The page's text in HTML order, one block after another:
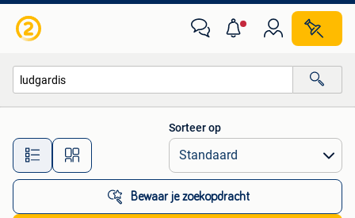
Alle afstanden…
Sorteer op
Bewaar je zoekopdracht